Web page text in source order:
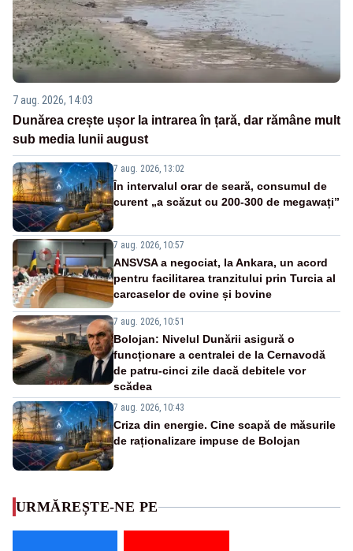
7 aug. 2026, 14:03
Dunărea crește ușor la intrarea în țară, dar rămâne mult
sub media lunii august
7 aug. 2026, 13:02
În intervalul orar de seară, consumul de
curent „a scăzut cu 200-300 de megawați”
7 aug. 2026, 10:57
ANSVSA a negociat, la Ankara, un acord
pentru facilitarea tranzitului prin Turcia al
carcaselor de ovine și bovine
7 aug. 2026, 10:51
Bolojan: Nivelul Dunării asigură o
funcționare a centralei de la Cernavodă
de patru-cinci zile dacă debitele vor
scădea
7 aug. 2026, 10:43
Criza din energie. Cine scapă de măsurile
de raționalizare impuse de Bolojan
URMĂREȘTE-NE PE